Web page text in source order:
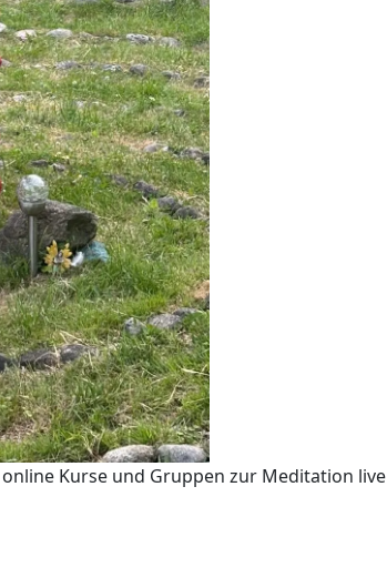
Kurse und Gruppen zur Meditation live